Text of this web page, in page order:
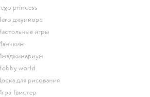
Lego princess
Лего джуниорс
Настольные игры
Манчкин
Имаджинариум
Hobby world
Доска для рисования
Игра Твистер